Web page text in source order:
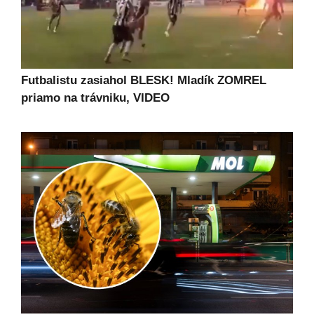
Futbalistu zasiahol BLESK! Mladík ZOMREL
priamo na trávniku, VIDEO